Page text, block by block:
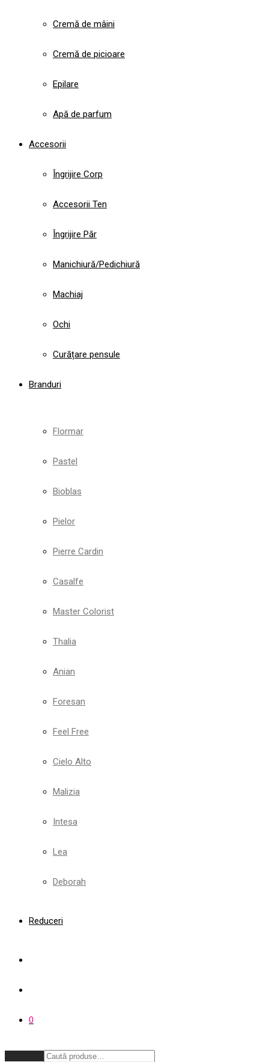
Cremă de mâini
Cremă de picioare
Epilare
Apă de parfum
Accesorii
Îngrijire Corp
Accesorii Ten
Îngrijire Păr
Manichiură/Pedichiură
Machiaj
Ochi
Curățare pensule
Branduri
Flormar
Pastel
Bioblas
Pielor
Pierre Cardin
Casalfe
Master Colorist
Thalia
Anian
Foresan
Feel Free
Cielo Alto
Malizia
Intesa
Lea
Deborah
Reduceri
0